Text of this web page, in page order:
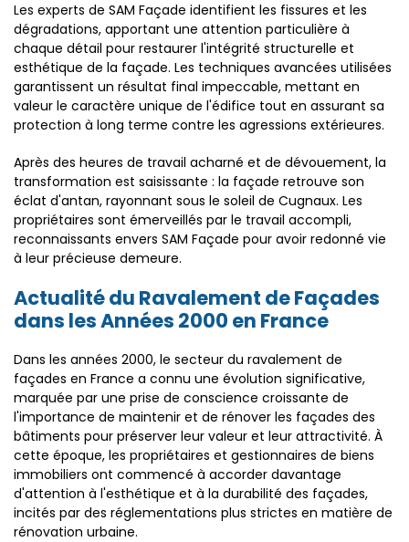
Les experts de SAM Façade identifient les fissures et les
dégradations, apportant une attention particulière à
chaque détail pour restaurer l'intégrité structurelle et
esthétique de la façade. Les techniques avancées utilisées
garantissent un résultat final impeccable, mettant en
valeur le caractère unique de l'édifice tout en assurant sa
protection à long terme contre les agressions extérieures.
Après des heures de travail acharné et de dévouement, la
transformation est saisissante : la façade retrouve son
éclat d'antan, rayonnant sous le soleil de Cugnaux. Les
propriétaires sont émerveillés par le travail accompli,
reconnaissants envers SAM Façade pour avoir redonné vie
à leur précieuse demeure.
Actualité du Ravalement de Façades
dans les Années 2000 en France
Dans les années 2000, le secteur du ravalement de
façades en France a connu une évolution significative,
marquée par une prise de conscience croissante de
l'importance de maintenir et de rénover les façades des
bâtiments pour préserver leur valeur et leur attractivité. À
cette époque, les propriétaires et gestionnaires de biens
immobiliers ont commencé à accorder davantage
d'attention à l'esthétique et à la durabilité des façades,
incités par des réglementations plus strictes en matière de
rénovation urbaine.